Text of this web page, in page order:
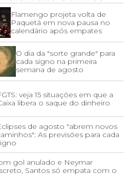
Flamengo projeta volta de
Paquetá em nova pausa no
calendário após empates
O dia da "sorte grande" para
cada signo na primeira
semana de agosto
veja 15 situações em que a
libera o saque do dinheiro
de agosto "abrem novos
As previsões para cada
gol anulado e Neymar
Santos só empata com o